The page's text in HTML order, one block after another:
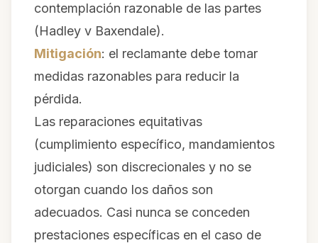
contemplación razonable de las partes
(Hadley v Baxendale).
Mitigación: el reclamante debe tomar
medidas razonables para reducir la
pérdida.
Las reparaciones equitativas
(cumplimiento específico, mandamientos
judiciales) son discrecionales y no se
otorgan cuando los daños son
adecuados. Casi nunca se conceden
prestaciones específicas en el caso de